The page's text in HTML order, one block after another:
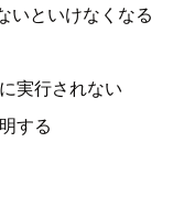
いといけなくなる
実行されない
する